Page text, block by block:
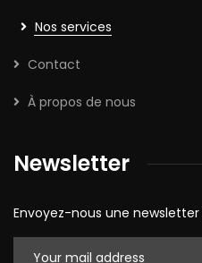
Nos services
Contact
À propos de nous
Newsletter
Envoyez-nous une